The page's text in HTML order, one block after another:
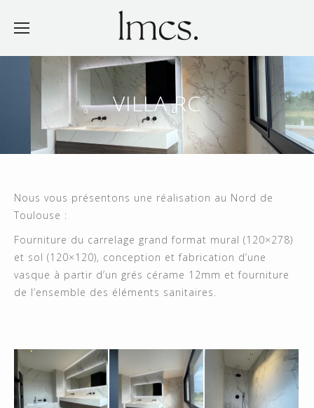
VILLA RC
Nous vous présentons une réalisation au Nord de
Toulouse :
Fourniture du carrelage grand format mural (120×278)
et sol (120×120), conception et fabrication d’une
vasque à partir d’un grés cérame 12mm et fourniture
de l’ensemble des éléments sanitaires.